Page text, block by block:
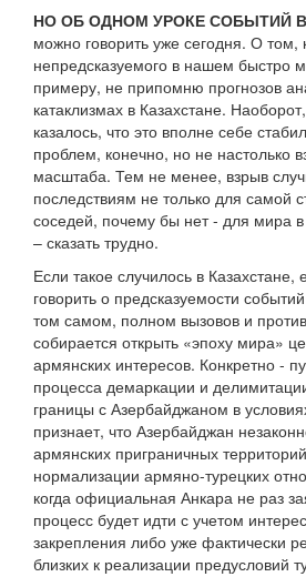
НО ОБ ОДНОМ УРОКЕ СОБЫТИЙ
можно говорить уже сегодня. О том,
непредсказуемого в нашем
примеру, не припомню прогнозов
катаклизмах в Казахстане.
казалось, что это вполне себе
проблем, конечно, но не настолько
масштаба. Тем не менее, взрыв
последствиям не только для самой
соседей, почему бы нет - для мира
– сказать трудно.
Если такое случилось в Казахстане,
говорить о предсказуемости
том самом, полном вызовов и
собирается открыть «эпоху мира»
армянских интересов. Конкретно -
процесса демаркации и
границы с Азербайджаном в
признает, что Азербайджан
армянских приграничных
нормализации армяно-турецких
когда официальная Анкара не раз
процесс будет идти с учетом
закрепления либо уже фактически
близких к реализации предусловий